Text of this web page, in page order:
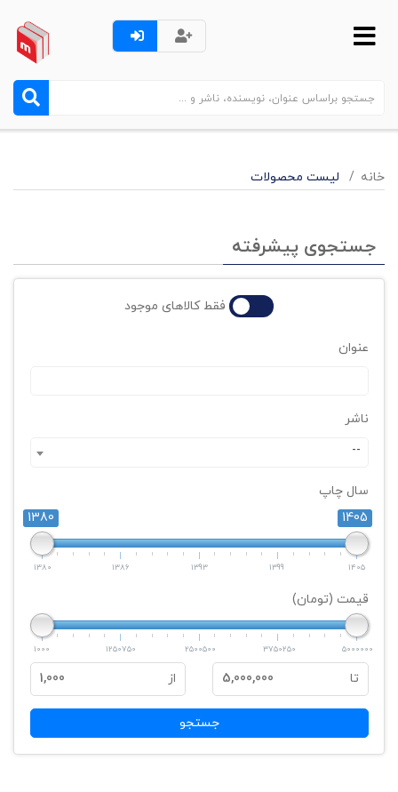
خانه لیست محصولات
جستجوی پیشرفته
فقط کالاهای موجود
عنوان
ناشر
--
سال چاپ
1380
1405
1380 1386 1393 1399 1405
قیمت (تومان)
1000 1250750 2500500 3750250 5000000
تا 5,000,000 از 1,000
جستجو